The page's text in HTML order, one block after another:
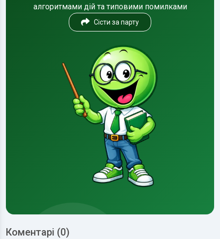
алгоритмами дій та типовими помилками
Сісти за парту
Коментарі (0)